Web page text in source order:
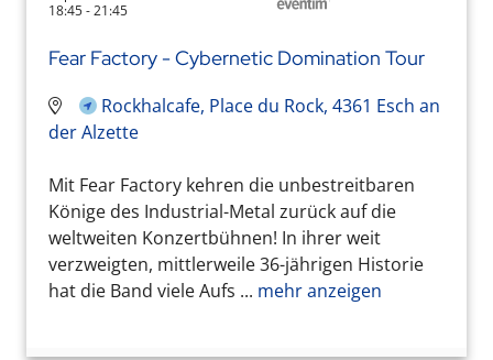
18:45 - 21:45
Fear Factory - Cybernetic Domination Tour
Rockhalcafe, Place du Rock, 4361 Esch an
der Alzette
Mit Fear Factory kehren die unbestreitbaren
Könige des Industrial-Metal zurück auf die
weltweiten Konzertbühnen! In ihrer weit
verzweigten, mittlerweile 36-jährigen Historie
hat die Band viele Aufs ... mehr anzeigen